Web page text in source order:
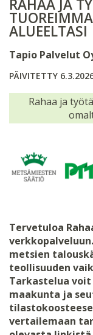
RAHAA JA
ALUEELTASI
Tapio Palvelut
PÄIVITETTY
Tervetuloa
metsien
teollisuuden
Tarkastelua
maakunta ja
vertailemaan
Rahaa ja